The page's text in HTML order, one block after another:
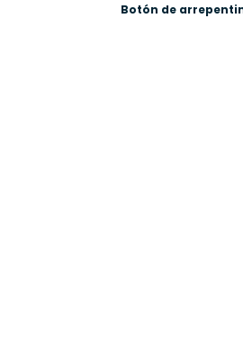
Botón de